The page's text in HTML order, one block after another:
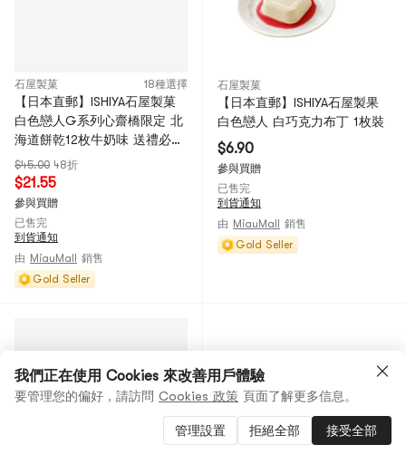
石屋製菓 18種選擇
【日本直郵】ISHIYA石屋製菓
白色戀人G系列心齋橋限定 北
海道餅乾12枚牛奶味 送禮必備
【超高人氣伴手禮】石屋製果
【2025情人節】
$45.00 48折
$21.55
參與買贈
已售完
到貨通知
由 MiauMall
銷售
Gold Seller
石屋製菓
【日本直郵】ISHIYA石屋製果
白色戀人 白巧克力布丁 1枚裝
$6.90
參與買贈
已售完
到貨通知
由 MiauMall
銷售
Gold Seller
我們正在使用 Cookies 來改善用戶體驗
要管理您的偏好，請訪問 Cookies 政策 頁面了解更多信息。
管理設置 拒絕全部 接受全部